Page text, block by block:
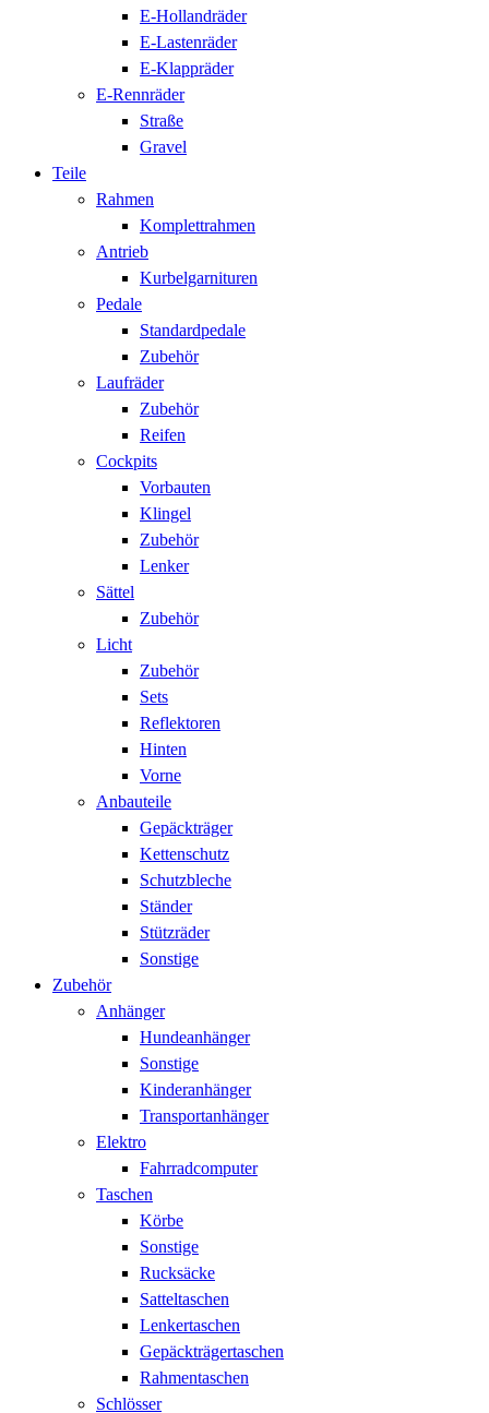
E-Hollandräder
E-Lastenräder
E-Klappräder
E-Rennräder
Straße
Gravel
Teile
Rahmen
Komplettrahmen
Antrieb
Kurbelgarnituren
Pedale
Standardpedale
Zubehör
Laufräder
Zubehör
Reifen
Cockpits
Vorbauten
Klingel
Zubehör
Lenker
Sättel
Zubehör
Licht
Zubehör
Sets
Reflektoren
Hinten
Vorne
Anbauteile
Gepäckträger
Kettenschutz
Schutzbleche
Ständer
Stützräder
Sonstige
Zubehör
Anhänger
Hundeanhänger
Sonstige
Kinderanhänger
Transportanhänger
Elektro
Fahrradcomputer
Taschen
Körbe
Sonstige
Rucksäcke
Satteltaschen
Lenkertaschen
Gepäckträgertaschen
Rahmentaschen
Schlösser